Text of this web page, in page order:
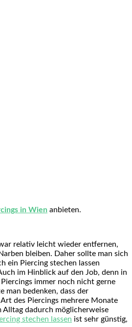
in Wien anbieten.
relativ leicht wieder entfernen,
bleiben. Daher sollte man sich
ein Piercing stechen lassen
im Hinblick auf den Job, denn in
immer noch nicht gerne
man bedenken, dass der
des Piercings mehrere Monate
Alltag dadurch möglicherweise
stechen lassen ist sehr günstig,